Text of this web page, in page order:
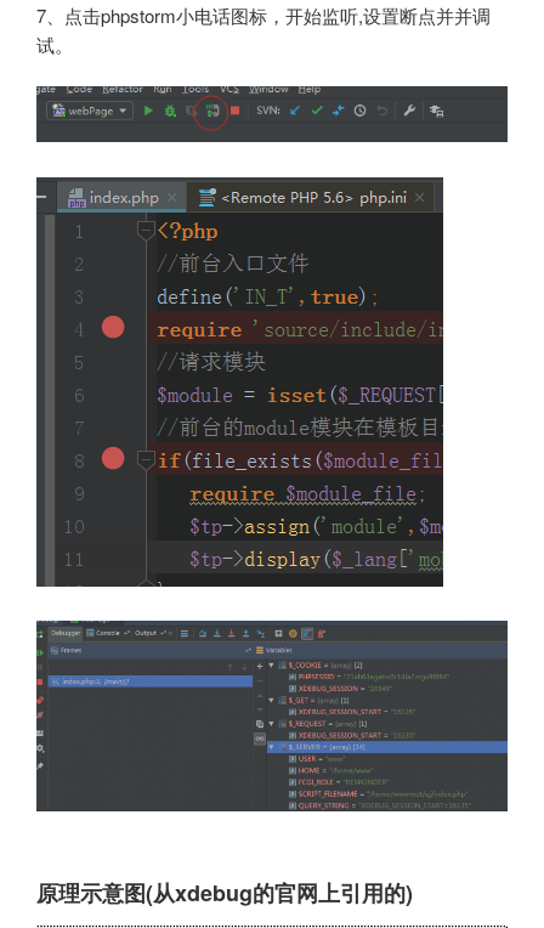
7、点击phpstorm小电话图标，开始监听,设置断点并并调
试。
原理示意图(从xdebug的官网上引用的)